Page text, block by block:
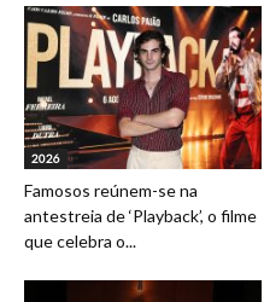
2026
Famosos reúnem-se na
antestreia de ‘Playback’, o filme
que celebra o...